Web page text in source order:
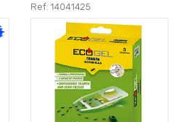
Ref: 14041425